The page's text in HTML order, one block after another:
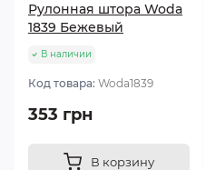
Рулонная штора Woda
1839 Бежевый
В наличии
Код товара: Woda1839
353 грн
В корзину